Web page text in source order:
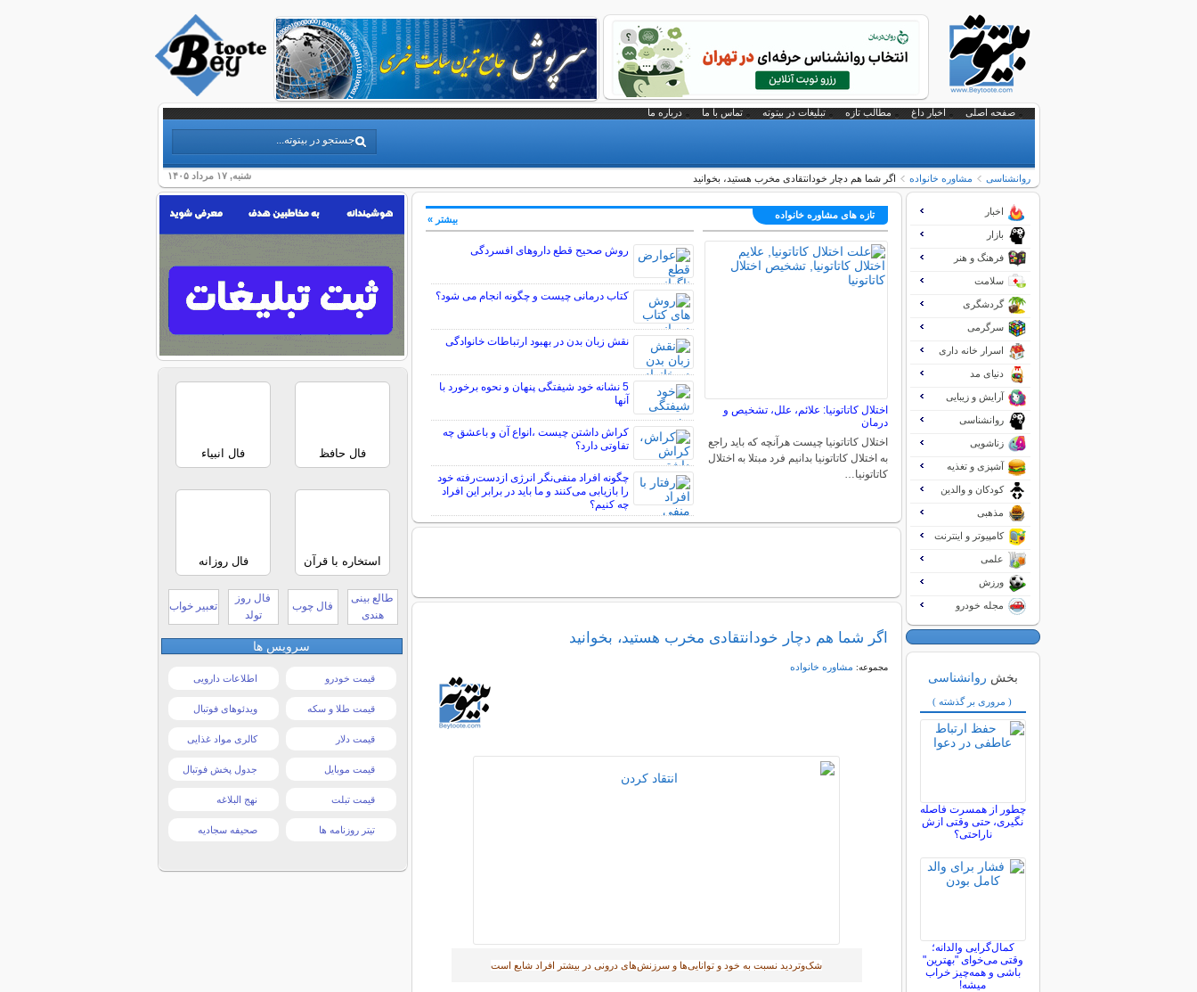
صفحه اصلی اخبار داغ مطالب تازه تبلیغات در بیتوته تماس با ما درباره ما
شنبه, ۱۷ مرداد ۱۴۰۵ روانشناسی مشاوره خانواده اگر شما هم دچار خودانتقادی مخرب هستید، بخوانید
تازه های مشاوره خانواده
اختلال کاتاتونیا: علائم، علل، تشخیص و
درمان
اختلال کاتاتونیا چیست هرآنچه که باید راجع
به اختلال کاتاتونیا بدانیم فرد مبتلا به اختلال
کاتاتونیا…
روش صحیح قطع داروهای افسردگی
کتاب درمانی چیست و چگونه انجام می شود؟
نقش زبان بدن در بهبود ارتباطات خانوادگی
5 نشانه خود شیفتگی پنهان و نحوه برخورد با
آنها
کراش داشتن چیست ،انواع آن و باعشق چه
تفاوتی دارد؟
چگونه افراد منفی‌نگر انرژی ازدست‌رفته خود
را بازیابی می‌کنند و ما باید در برابر این افراد
چه کنیم؟
بیشتر »
اگر شما هم دچار خودانتقادی مخرب هستید، بخوانید
مجموعه: مشاوره خانواده
شک‌وتردید نسبت به خود و توانایی‌ها و سرزنش‌های درونی در بیشتر افراد شایع است
اخبار
بازار
فرهنگ و هنر
سلامت
گردشگری
سرگرمی
اسرار خانه داری
دنیای مد
آرایش و زیبایی
روانشناسی
زناشویی
آشپزی و تغذیه
کودکان و والدین
مذهبی
کامپیوتر و اینترنت
علمی
ورزش
مجله خودرو
بخش روانشناسی
( مروری بر گذشته )
چطور از همسرت فاصله
نگيری، حتی وقتی ازش
ناراحتی؟
کمال‌گرایی والدانه؛
وقتی می‌خوای "بهترین"
باشی و همه‌چیز خراب
میشه!
فال حافظ فال انبیاء
استخاره با قرآن فال روزانه
طالع بینی
هندی
فال چوب
فال روز
تولد
تعبیر خواب
سرویس ها
قیمت خودرو اطلاعات دارویی
قیمت طلا و سکه ویدئوهای فوتبال
قیمت دلار کالری مواد غذایی
قیمت موبایل جدول پخش فوتبال
قیمت تبلت نهج البلاغه
تیتر روزنامه ها صحیفه سجادیه